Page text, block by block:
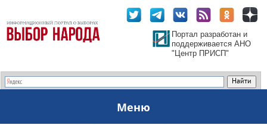
Портал разработан и
поддерживается АНО
"Центр ПРИСП"
Меню